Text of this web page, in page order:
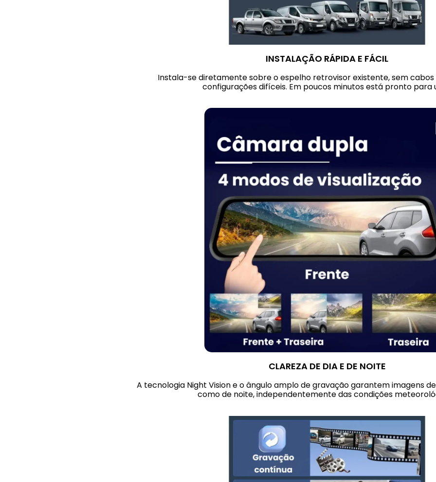
INSTALAÇÃO RÁPIDA E FÁCIL
Instala-se diretamente sobre o espelho retrovisor existente, sem
configurações difíceis. Em poucos minutos está pronto para
CLAREZA DE DIA E DE NOITE
A tecnologia Night Vision e o ângulo amplo de gravação garantem imagens
como de noite, independentemente das condições